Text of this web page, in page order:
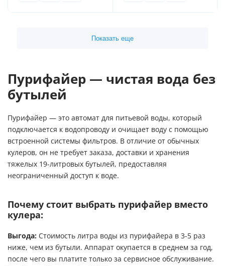
Показать еще
Пурифайер — чистая вода без
бутылей
Пурифайер — это автомат для питьевой воды, который
подключается к водопроводу и очищает воду с помощью
встроенной системы фильтров. В отличие от обычных
кулеров, он не требует заказа, доставки и хранения
тяжелых 19-литровых бутылей, предоставляя
неограниченный доступ к воде.
Почему стоит выбрать пурифайер вместо
кулера:
Выгода: Стоимость литра воды из пурифайера в 3-5 раз
ниже, чем из бутыли. Аппарат окупается в среднем за год,
после чего вы платите только за сервисное обслуживание.